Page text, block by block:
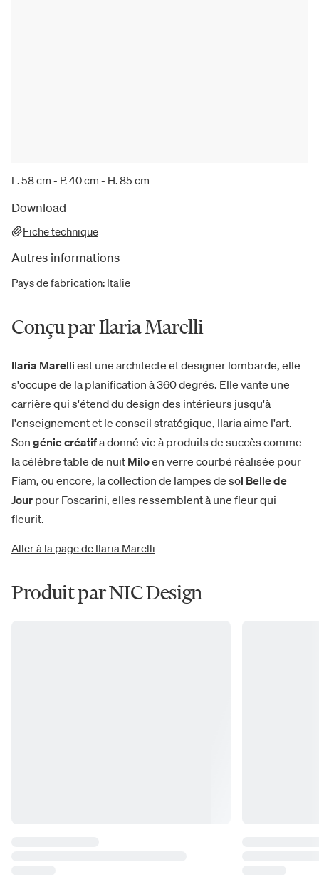
L. 58 cm - P. 40 cm - H. 85 cm
Download
Fiche technique
Autres informations
Pays de fabrication: Italie
Conçu par Ilaria Marelli
Ilaria Marelli est une architecte et designer lombarde, elle
s'occupe de la planification à 360 degrés. Elle vante une
carrière qui s'étend du design des intérieurs jusqu'à
l'enseignement et le conseil stratégique, Ilaria aime l'art.
Son génie créatifa donné vie à produits de succès comme
la célèbre table de nuit Miloen verre courbé réalisée pour
Fiam, ou encore, la collection de lampes de sol Belle de
Jour pour Foscarini, elles ressemblent à une fleur qui
fleurit.
Aller à la page de Ilaria Marelli
Produit par NIC Design